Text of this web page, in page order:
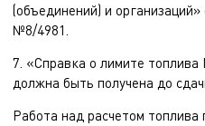
(объединений) и
№8/4981.
7. «Справка о лимите
должна быть получена до
Работа над расчетом топлива